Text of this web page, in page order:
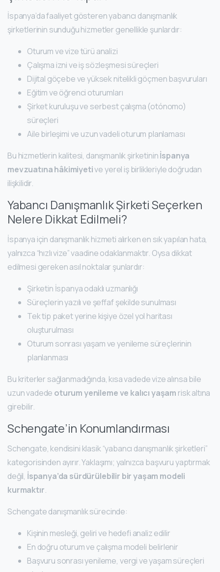
İspanya’da faaliyet gösteren yabancı danışmanlık
şirketlerinin sunduğu hizmetler genellikle şunlardır:
Oturum ve vize türü analizi
Çalışma izni ve iş sözleşmesi süreçleri
Dijital göçebe ve yüksek nitelikli göçmen başvuruları
Eğitim ve öğrenci oturumları
Şirket kuruluşu ve serbest çalışma (otónomo)
süreçleri
Aile birleşimi ve uzun vadeli oturum planlaması
Bu hizmetlerin kalitesi, danışmanlık şirketininİspanya
mevzuatına hâkimiyetive yerel iş birlikleriyle doğrudan
ilişkilidir.
Yabancı Danışmanlık Şirketi Seçerken
Nelere Dikkat Edilmeli?
İspanya için danışmanlık hizmeti alırken en sık yapılan hata,
yalnızca “hızlı vize” vaadine odaklanmaktır. Oysa dikkat
edilmesi gereken asıl noktalar şunlardır:
Şirketin İspanya odaklı uzmanlığı
Süreçlerin yazılı ve şeffaf şekilde sunulması
Tek tip paket yerine kişiye özel yol haritası
oluşturulması
Oturum sonrası yaşam ve yenileme süreçlerinin
planlanması
Bu kriterler sağlanmadığında, kısa vadede vize alınsa bile
uzun vadede oturum yenileme ve kalıcı yaşam risk altına
girebilir.
Schengate’in Konumlandırması
Schengate, kendisini klasik “yabancı danışmanlık şirketleri”
kategorisinden ayırır. Yaklaşımı; yalnızca başvuru yaptırmak
değil, İspanya’da sürdürülebilir bir yaşam modeli
kurmaktır.
Schengate danışmanlık sürecinde:
Kişinin mesleği, geliri ve hedefi analiz edilir
En doğru oturum ve çalışma modeli belirlenir
Başvuru sonrası yenileme, vergi ve yaşam süreçleri